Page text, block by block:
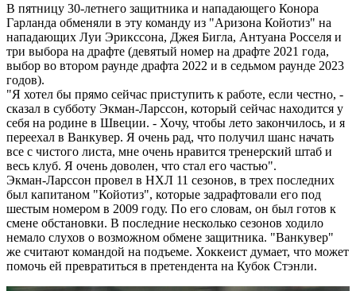
В пятницу 30-летнего защитника и нападающего Конора
Гарланда обменяли в эту команду из "Аризона Койотиз" на
нападающих Луи Эрикссона, Джея Бигла, Антуана Росселя и
три выбора на драфте (девятый номер на драфте 2021 года,
выбор во втором раунде драфта 2022 и в седьмом раунде 2023
годов).
"Я хотел бы прямо сейчас приступить к работе, если честно, -
сказал в субботу Экман-Ларссон, который сейчас находится у
себя на родине в Швеции. - Хочу, чтобы лето закончилось, и я
переехал в Ванкувер. Я очень рад, что получил шанс начать
все с чистого листа, мне очень нравится тренерский штаб и
весь клуб. Я очень доволен, что стал его частью".
Экман-Ларссон провел в НХЛ 11 сезонов, в трех последних
был капитаном "Койотиз", которые задрафтовали его под
шестым номером в 2009 году. По его словам, он был готов к
смене обстановки. В последние несколько сезонов ходило
немало слухов о возможном обмене защитника. "Ванкувер"
же считают командой на подъеме. Хоккеист думает, что может
помочь ей превратиться в претендента на Кубок Стэнли.